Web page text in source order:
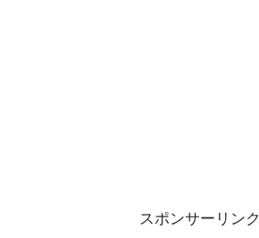
スポンサーリンク